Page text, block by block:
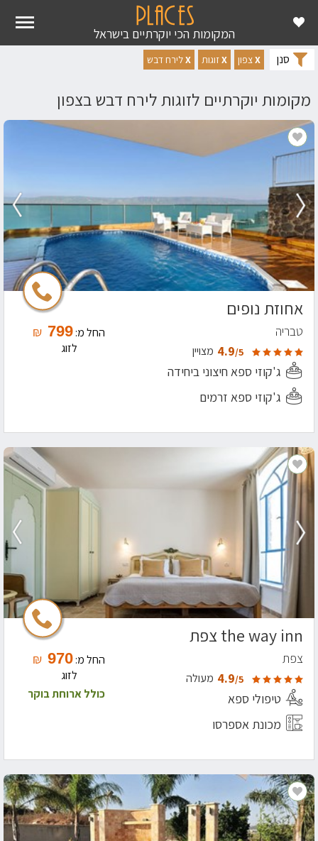
המקומות הכי יוקרתיים בישראל
ראשי
מקומות יוקרתיים לירח דבש
מקומות יוקרתיים לירח דבש לזוגות בצפון
מקומות יוקרתיים לזוגות לירח דבש בצפון
סנן Xצפון Xזוגות Xלירח דבש
אחוזת נופים
טבריה
4.9/5 מצויין
ג'קוזי ספא חיצוני ביחידה
ג'קוזי ספא זרמים
החל מ:799
₪
לזוג
the way inn צפת
צפת
4.9/5 מעולה
טיפולי ספא
מכונת אספרסו
החל מ:970
₪
לזוג
כולל ארוחת בוקר